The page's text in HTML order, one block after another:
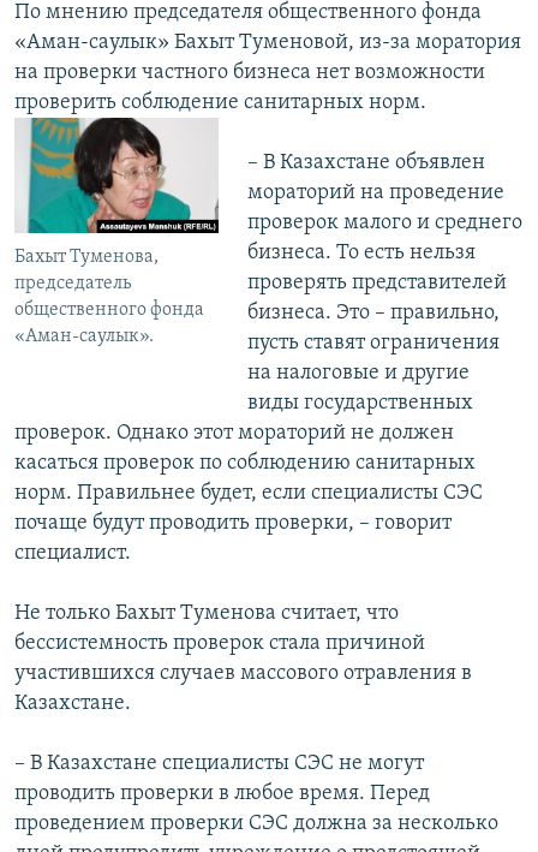
По мнению председателя общественного фонда
«Аман-саулык» Бахыт Туменовой, из-за моратория
на проверки частного бизнеса нет возможности
проверить соблюдение санитарных норм.
Бахыт Туменова,
председатель
общественного фонда
«Аман-саулык».
– В Казахстане объявлен
мораторий на проведение
проверок малого и среднего
бизнеса. То есть нельзя
проверять представителей
бизнеса. Это – правильно,
пусть ставят ограничения
на налоговые и другие
виды государственных
проверок. Однако этот мораторий не должен
касаться проверок по соблюдению санитарных
норм. Правильнее будет, если специалисты СЭС
почаще будут проводить проверки, – говорит
специалист.
Не только Бахыт Туменова считает, что
бессистемность проверок стала причиной
участившихся случаев массового отравления в
Казахстане.
– В Казахстане специалисты СЭС не могут
проводить проверки в любое время. Перед
проведением проверки СЭС должна за несколько